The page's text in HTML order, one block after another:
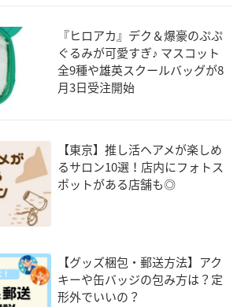
『ヒロアカ』デク＆爆豪のぷぷ
ぐるみが可愛すぎ♪ マスコット
全9種や雄英スクールバッグが8
月3日受注開始
【東京】推し活ヘアメが楽しめ
るサロン10選！店内にフォトス
ポットがある店舗も◎
【グッズ梱包・郵送方法】アク
キーや缶バッジの包み方は？定
形外でいいの？